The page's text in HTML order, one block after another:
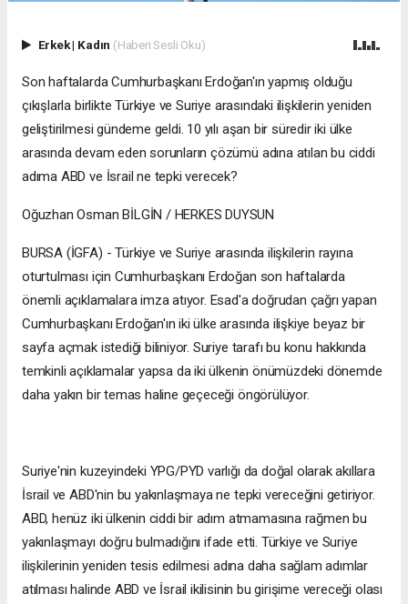
Erkek| Kadın (Haberi Sesli Oku)
Son haftalarda Cumhurbaşkanı Erdoğan'ın yapmış olduğu
çıkışlarla birlikte Türkiye ve Suriye arasındaki ilişkilerin yeniden
geliştirilmesi gündeme geldi. 10 yılı aşan bir süredir iki ülke
arasında devam eden sorunların çözümü adına atılan bu ciddi
adıma ABD ve İsrail ne tepki verecek?
Oğuzhan Osman BİLGİN / HERKES DUYSUN
BURSA (İGFA) - Türkiye ve Suriye arasında ilişkilerin rayına
oturtulması için Cumhurbaşkanı Erdoğan son haftalarda
önemli açıklamalara imza atıyor. Esad'a doğrudan çağrı yapan
Cumhurbaşkanı Erdoğan'ın iki ülke arasında ilişkiye beyaz bir
sayfa açmak istediği biliniyor. Suriye tarafı bu konu hakkında
temkinli açıklamalar yapsa da iki ülkenin önümüzdeki dönemde
daha yakın bir temas haline geçeceği öngörülüyor.
Suriye'nin kuzeyindeki YPG/PYD varlığı da doğal olarak akıllara
İsrail ve ABD'nin bu yakınlaşmaya ne tepki vereceğini getiriyor.
ABD, henüz iki ülkenin ciddi bir adım atmamasına rağmen bu
yakınlaşmayı doğru bulmadığını ifade etti. Türkiye ve Suriye
ilişkilerinin yeniden tesis edilmesi adına daha sağlam adımlar
atılması halinde ABD ve İsrail ikilisinin bu girişime vereceği olası